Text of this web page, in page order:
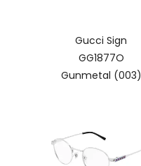
Gucci Sign
GG1877O
Gunmetal (003)